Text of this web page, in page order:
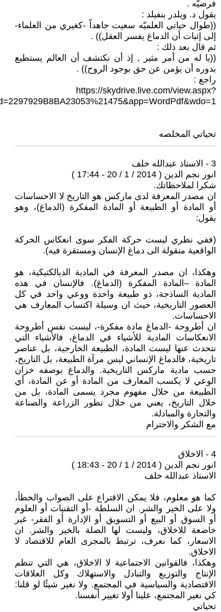
فرضيّه .
يقول د. ويلدر بنفيلد :
((طوال حياتي العلميّه سعيت جاهداً -كغيري من العلماء-
إلى إثبات أن الدماغ يفسر العقل)) .
ثم قال بعد ذلك :
((يا له من أمر مثير , إذ أن نكتشف أن العالم يستطيع
بدوره أن يؤمن عن حق بوجود الروح)) .
راجع :
https://skydrive.live.com/view.aspx?
تحياتي المخلصه
3 - الاستاذ عبدالله خلف
انور نجم الدين ( 2014 / 1 / 20 - 17:44 )
شكرا لملاحظاتك.
ان مصدر المعرفة لدى ماركس هو التاريخ لا الاحساسات
أو المادة أو الطبيعة أو المادة المفكرة (الدماغ)، وهو
يقول:
(ففي نظري ليست حركة الفكر سوى انعكاس الحركة
الواقعية منقولة الى دماغ الإنسان ومستقرة فيه).
وهكذا، ان مصدر المعرفة في المادية الديالكتيكية، هو
المادة –المادة المفكرة (الدماغ). فالإنسان في هذه
المادية الساذجة، ذو طبيعة واحدة ووعي واحد في كل
العصور التاريخية، حيث ان وسيلة اكتساب المعارف هي
الاحساسات.
ان أطروحة -الدماغ مادة مفكرة-، ليست نفس أطروحة
الانعكاسات المادية للأشياء في الدماغ، فالأشياء التي
نتحدث عنها ليست المادة، الطبيعة الخارجية، بل عناصر
تاريخية، فالدماغ الإنساني ليس مرآة الطبيعة، بل التاريخ،
حسب مادية ماركس التاريخية. والدماغ بوصفه خزان
الوعي لا يكسب المعارف من المادة أو عن المادة، أي
الطبيعة من خلال مفهوم مجرد يسمى المادة، بل من
خلال التاريخ، يعني من خلال تطور الزراعة والصناعة
والتجارة والمبادلة.
مع الشكر والاحترام
4 - الاخلاق
انور نجم الدين ( 2014 / 1 / 20 - 18:43 )
الاستاذ عبدالله خلف
كما هو معلوم، فلا يمكن الاقتراع على الصواب والخطأ،
ولا على الخير والشر. ان السلطة -أو التقنيات أو العلوم
أو السوق أو البيع أو التسويق أو الإدارة أو الفقر- غير
خاضعة للاخلاق، وليست لها الصلة بالخير والشر. ان
الاسعار، كما نعرف، ترتبط بالمجرى العام للاقتصاد لا
الاخلاق.
وهكذا، فالقوانين الاجتماعية لا الاخلاق، هي التي تنظم
الإنتاج والتوزيع والتبادل والاستهلاك وكل العلاقات
الاقتصادية والسياسية في المجتمع. ولا نغير شيئًا لو قلنا:
كي نغير المجتمع، علينا أولا تغيير أنفسنا.
تحياتي